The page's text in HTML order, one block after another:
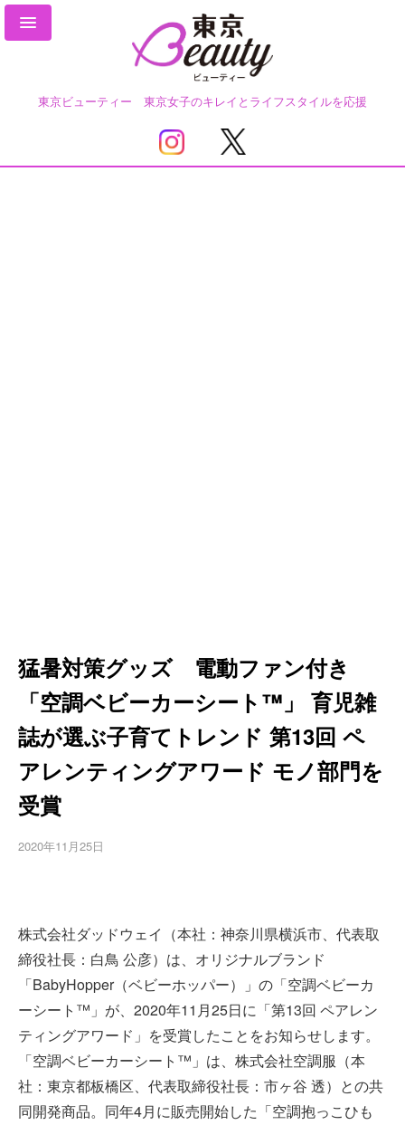
東京ビューティー 東京女子のキレイとライフスタイルを応援
猛暑対策グッズ 電動ファン付き
「空調ベビーカーシート™」 育児雑
誌が選ぶ子育てトレンド 第13回 ペ
アレンティングアワード モノ部門を
受賞
2020年11月25日
株式会社ダッドウェイ（本社：神奈川県横浜市、代表取
締役社長：白鳥 公彦）は、オリジナルブランド
「BabyHopper（ベビーホッパー）」の「空調ベビーカ
ーシート™」が、2020年11月25日に「第13回 ペアレン
ティングアワード」を受賞したことをお知らせします。
「空調ベビーカーシート™」は、株式会社空調服（本
社：東京都板橋区、代表取締役社長：市ヶ谷 透）との共
同開発商品。同年4月に販売開始した「空調抱っこひも